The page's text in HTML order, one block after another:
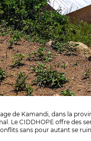
de Kamandi, dans la
Le CIDDHOPE offre des
sans pour autant se